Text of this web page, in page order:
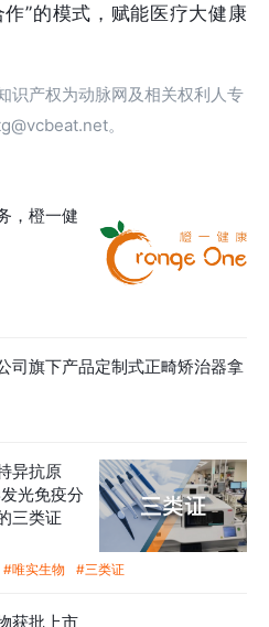
”的模式，赋能医疗大健康
识产权为动脉网及相关权利人专
。
，橙一健
司旗下产品定制式正畸矫治器拿
异抗原
光免疫分
三类证
#唯实生物 #三类证
获批上市